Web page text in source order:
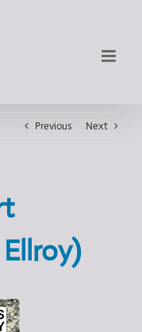
Previous Next
Ellroy)